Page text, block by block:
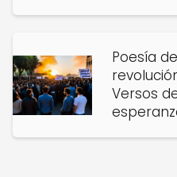
Poesía
Versos